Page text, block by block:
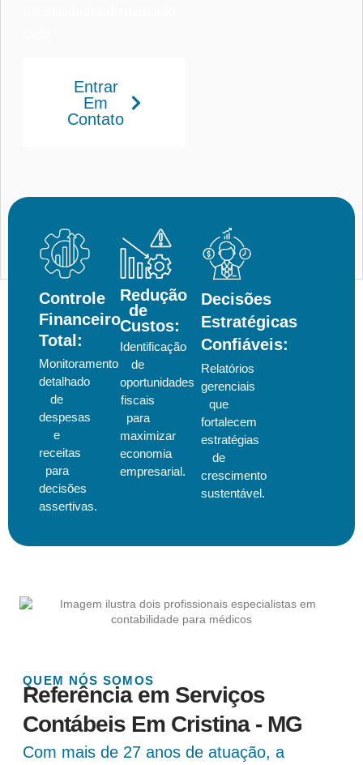
Entrar
Em
Contato
Controle
Financeiro
Total:
Monitoramento
detalhado
de
despesas
e
receitas
para
decisões
assertivas.
Redução
de
Custos:
Identificação
de
oportunidades
fiscais
para
maximizar
economia
empresarial.
Decisões
Estratégicas
Confiáveis:
Relatórios
gerenciais
que
fortalecem
estratégias
de
crescimento
sustentável.
QUEM NÓS SOMOS
Referência em Serviços
Contábeis Em Cristina - MG
Com mais de 27 anos de atuação, a